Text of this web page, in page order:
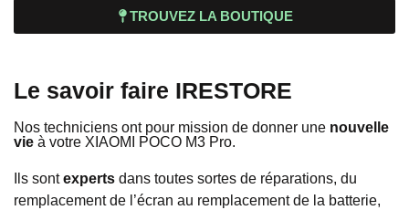
TROUVEZ LA BOUTIQUE
Le savoir faire IRESTORE
Nos techniciens ont pour mission de donner une nouvelle
vie à votre XIAOMI POCO M3 Pro.
Ils sontexperts dans toutes sortes de réparations, du
remplacement de l’écran au remplacement de la batterie,